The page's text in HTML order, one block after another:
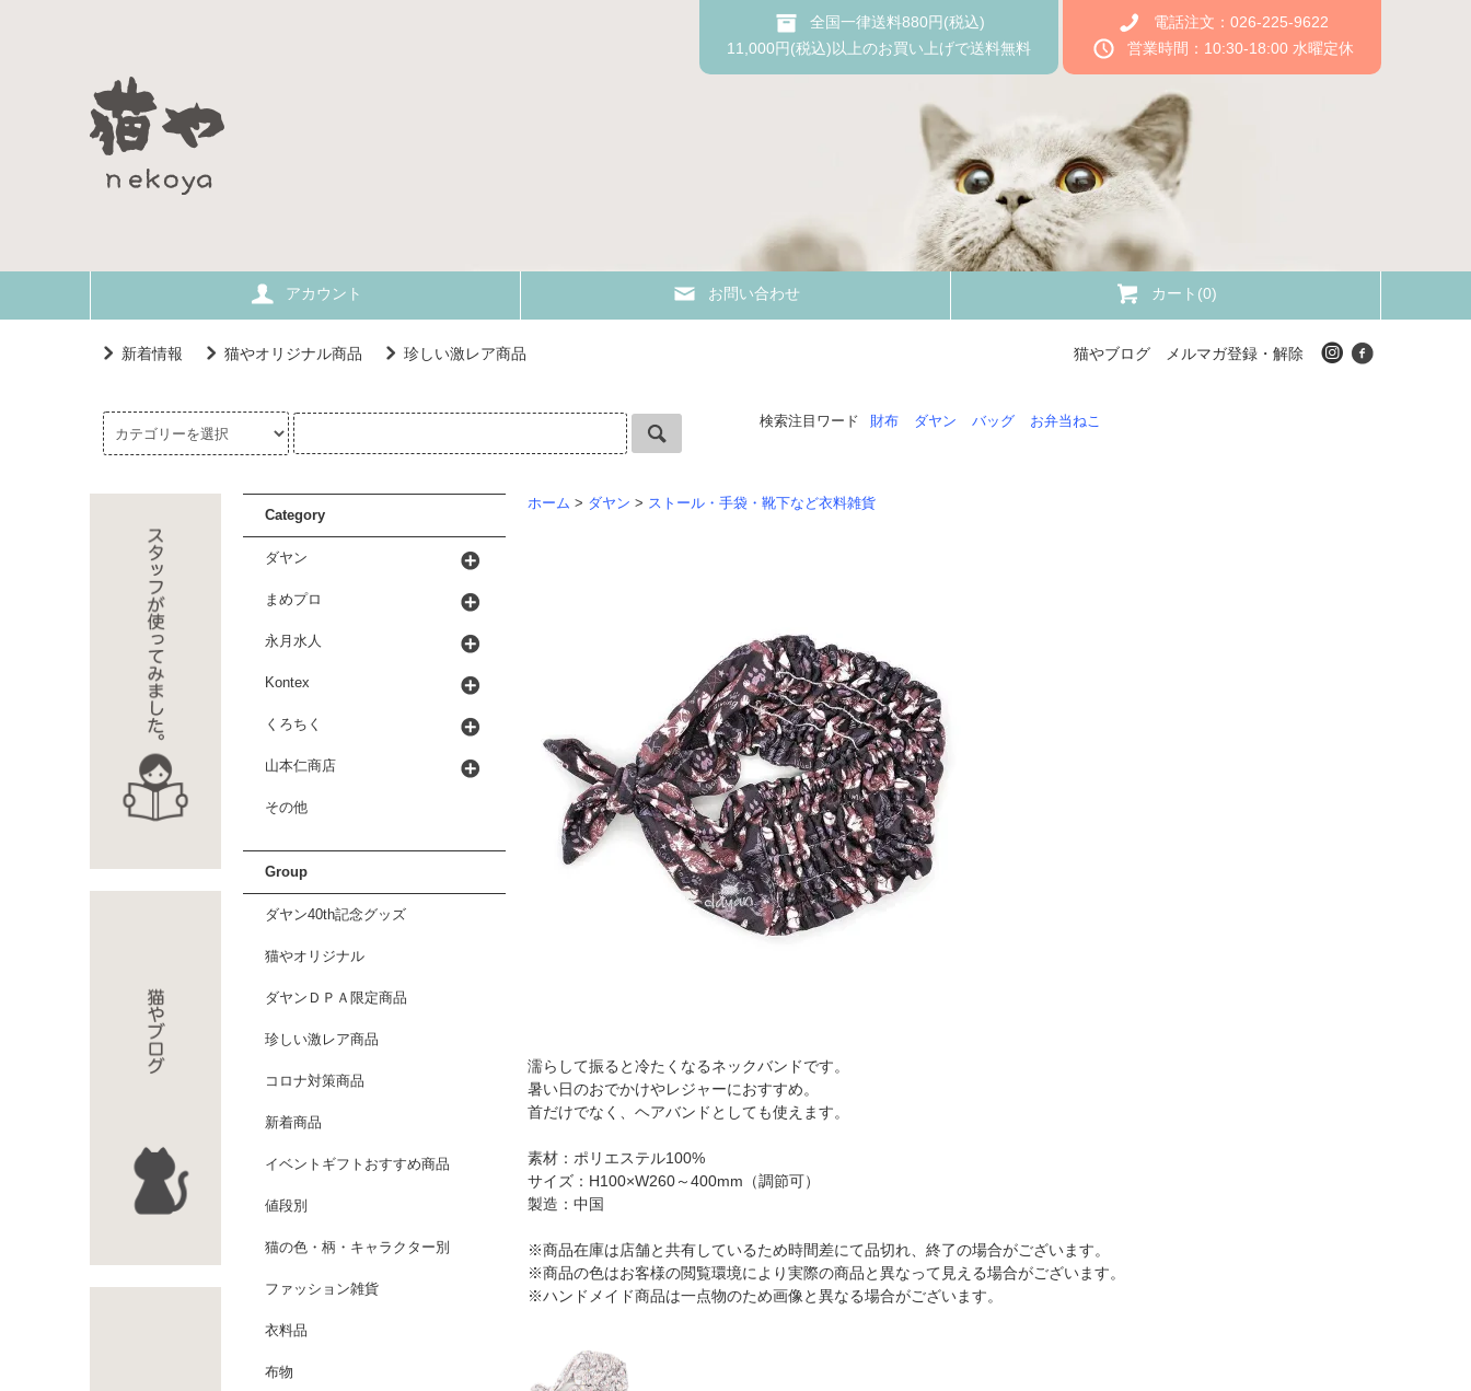
全国一律送料880円(税込)
11,000円(税込)以上のお買い上げで送料無料
電話注文：026-225-9622
営業時間：10:30-18:00 水曜定休
アカウント お問い合わせ カート(0)
新着情報 猫やオリジナル商品 珍しい激レア商品 猫やブログ メルマガ登録・解除
検索注目ワード 財布 ダヤン バッグ お弁当ねこ
ホーム > ダヤン > ストール・手袋・靴下など衣料雑貨
濡らして振ると冷たくなるネックバンドです。
暑い日のおでかけやレジャーにおすすめ。
首だけでなく、ヘアバンドとしても使えます。
素材：ポリエステル100%
サイズ：H100×W260～400mm（調節可）
製造：中国
※商品在庫は店舗と共有しているため時間差にて品切れ、終了の場合がございます。
※商品の色はお客様の閲覧環境により実際の商品と異なって見える場合がございます。
※ハンドメイド商品は一点物のため画像と異なる場合がございます。
Category
ダヤン
まめプロ
永月水人
Kontex
くろちく
山本仁商店
その他
Group
ダヤン40th記念グッズ
猫やオリジナル
ダヤンＤＰＡ限定商品
珍しい激レア商品
コロナ対策商品
新着商品
イベントギフトおすすめ商品
値段別
猫の色・柄・キャラクター別
ファッション雑貨
衣料品
布物